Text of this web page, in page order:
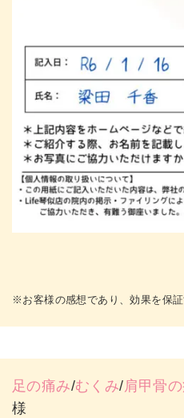
※お客様の感想であり、効果を保証
足の痛み/むくみ/肩甲骨
様